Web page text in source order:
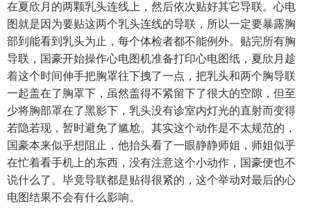
在夏欣月的两颗乳头连线上，然后依次贴好其它导联。心电
图就是因为要贴这两个乳头连线的导联，所以一定要暴露胸
部到能看到乳头为止，每个体检者都不能例外。贴完所有胸
导联，国豪开始操作心电图机准备打印心电图纸，夏欣月趁
着这个时间伸手把胸罩往下拽了一点，把乳头和两个胸导联
一起盖在了胸罩下，虽然盖得不紧留下了很大的空隙，但至
少将胸部罩在了黑影下，乳头没有诊室内灯光的直射而变得
若隐若现，暂时避免了尴尬。其实这个动作是不太规范的，
国豪本来似乎想阻止，他抬头看了一眼静静师姐，师姐似乎
在忙着看手机上的东西，没有注意这个小动作，国豪便也不
说什么了。毕竟导联都是贴得很紧的，这个举动对最后的心
电图结果不会有什么影响。